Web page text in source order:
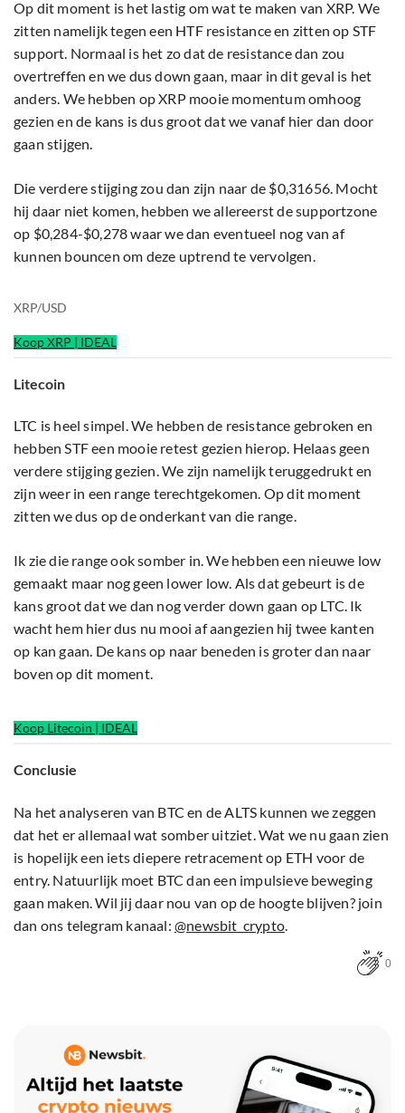
Op dit moment is het lastig om wat te maken van XRP. We
zitten namelijk tegen een HTF resistance en zitten op STF
support. Normaal is het zo dat de resistance dan zou
overtreffen en we dus down gaan, maar in dit geval is het
anders. We hebben op XRP mooie momentum omhoog
gezien en de kans is dus groot dat we vanaf hier dan door
gaan stijgen.
Die verdere stijging zou dan zijn naar de $0,31656. Mocht
hij daar niet komen, hebben we allereerst de supportzone
op $0,284-$0,278 waar we dan eventueel nog van af
kunnen bouncen om deze uptrend te vervolgen.
XRP/USD
Koop XRP | IDEAL
Litecoin
LTC is heel simpel. We hebben de resistance gebroken en
hebben STF een mooie retest gezien hierop. Helaas geen
verdere stijging gezien. We zijn namelijk teruggedrukt en
zijn weer in een range terechtgekomen. Op dit moment
zitten we dus op de onderkant van die range.
Ik zie die range ook somber in. We hebben een nieuwe low
gemaakt maar nog geen lower low. Als dat gebeurt is de
kans groot dat we dan nog verder down gaan op LTC. Ik
wacht hem hier dus nu mooi af aangezien hij twee kanten
op kan gaan. De kans op naar beneden is groter dan naar
boven op dit moment.
Koop Litecoin | IDEAL
Conclusie
Na het analyseren van BTC en de ALTS kunnen we zeggen
dat het er allemaal wat somber uitziet. Wat we nu gaan zien
is hopelijk een iets diepere retracement op ETH voor de
entry. Natuurlijk moet BTC dan een impulsieve beweging
gaan maken. Wil jij daar nou van op de hoogte blijven? join
dan ons telegram kanaal: @newsbit_crypto
0